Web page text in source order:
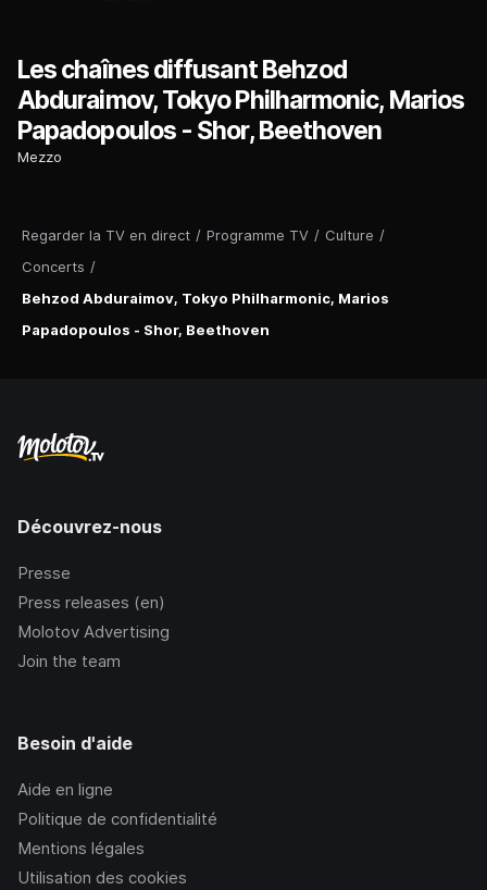
Regarder la TV en direct / Programme TV / Culture /
Concerts /
Behzod Abduraimov, Tokyo Philharmonic, Marios
Papadopoulos - Shor, Beethoven
Les chaînes diffusant Behzod
Abduraimov, Tokyo Philharmonic, Marios
Papadopoulos - Shor, Beethoven
Mezzo
Découvrez-nous
Presse
Press releases (en)
Molotov Advertising
Join the team
Besoin d'aide
Aide en ligne
Politique de confidentialité
Mentions légales
Utilisation des cookies